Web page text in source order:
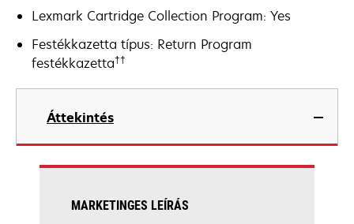
Lexmark Cartridge Collection Program: Yes
Festékkazetta típus: Return Program
festékkazetta††
Áttekintés
MARKETINGES LEÍRÁS